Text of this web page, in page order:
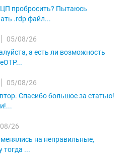
пробросить? Пытаюсь
.rdp файл...
05/08/26
а есть ли возможность
05/08/26
Спасибо большое за статью!
26
на неправильные,
тогда ...